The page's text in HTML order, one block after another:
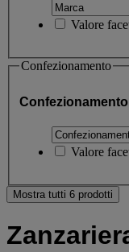
Valore
Confezionamento
Confezionamento
Valore
Mostra tutti 6 prodotti